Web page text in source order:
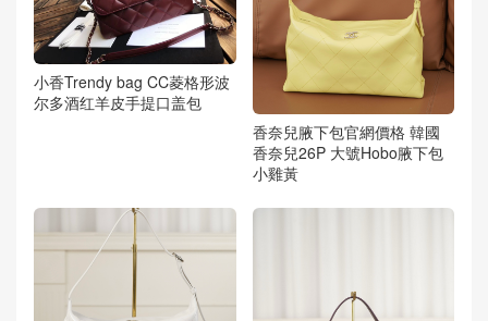
小香Trendy bag CC菱格形波
尔多酒红羊皮手提口盖包
香奈兒腋下包官網價格 韓國
香奈兒26P 大號Hobo腋下包
小雞黃